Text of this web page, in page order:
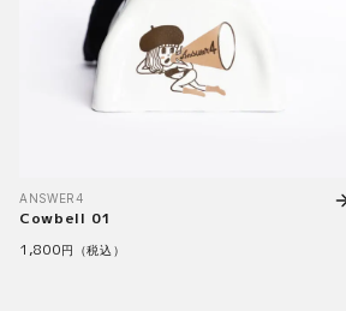
ANSWER4
Cowbell 01
1,800円（税込）